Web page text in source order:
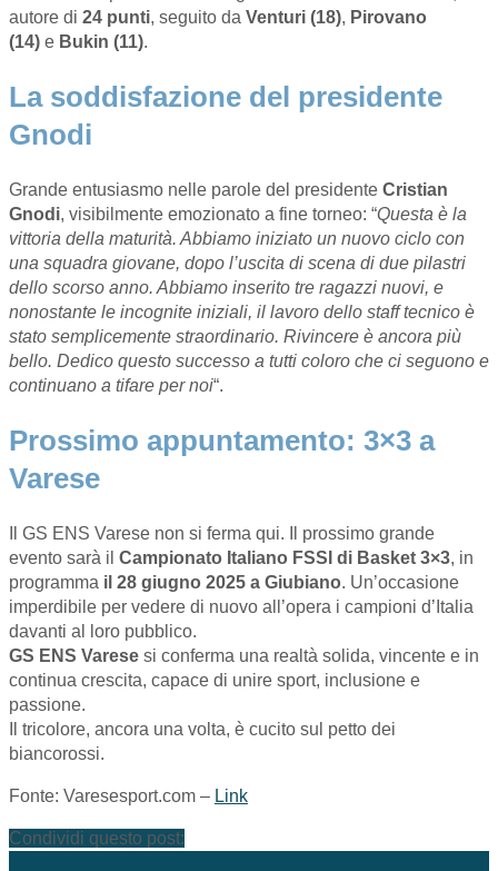
autore di 24 punti, seguito da Venturi (18), Pirovano
(14) e Bukin (11).
La soddisfazione del presidente
Gnodi
Grande entusiasmo nelle parole del presidente Cristian
Gnodi, visibilmente emozionato a fine torneo: “Questa è la
vittoria della maturità. Abbiamo iniziato un nuovo ciclo con
una squadra giovane, dopo l’uscita di scena di due pilastri
dello scorso anno. Abbiamo inserito tre ragazzi nuovi, e
nonostante le incognite iniziali, il lavoro dello staff tecnico è
stato semplicemente straordinario. Rivincere è ancora più
bello. Dedico questo successo a tutti coloro che ci seguono e
continuano a tifare per noi“.
Prossimo appuntamento: 3×3 a
Varese
Il GS ENS Varese non si ferma qui. Il prossimo grande
evento sarà il Campionato Italiano FSSI di Basket 3×3, in
programma il 28 giugno 2025 a Giubiano. Un’occasione
imperdibile per vedere di nuovo all’opera i campioni d’Italia
davanti al loro pubblico.
GS ENS Varese si conferma una realtà solida, vincente e in
continua crescita, capace di unire sport, inclusione e
passione.
Il tricolore, ancora una volta, è cucito sul petto dei
biancorossi.
Fonte: Varesesport.com – Link
Condividi questo post: